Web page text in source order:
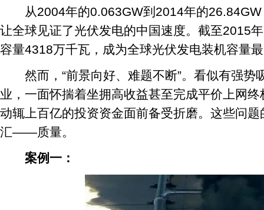
从2004年的0.063GW到2014年的26.84GW
让全球见证了光伏发电的中国速度。截至2015
容量4318万千瓦，成为全球光伏发电装机容量
然而，“前景向好、难题不断”。看似有强势
业，一面怀揣着坐拥高收益甚至完成平价上网
动辄上百亿的投资资金面前备受折磨。这些问
汇——质量。
案例一：